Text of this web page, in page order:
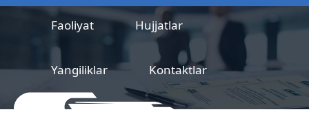
Faoliyat Hujjatlar
Yangiliklar Kontaktlar